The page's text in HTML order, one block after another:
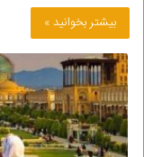
بیشتر بخوانید »